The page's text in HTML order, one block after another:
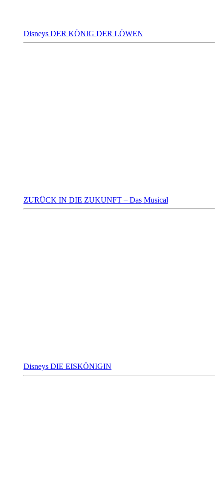
Disneys DER KÖNIG DER LÖWEN
ZURÜCK IN DIE ZUKUNFT – Das Musical
Disneys DIE EISKÖNIGIN